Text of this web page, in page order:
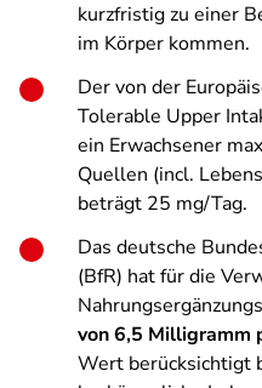
kurzfristig zu einer
im Körper kommen.
Der von der
Tolerable Upper
ein Erwachsener
Quellen (incl.
beträgt 25 mg/Tag.
Das deutsche
(BfR) hat für die
von 6,5 Milligramm
Wert berücksichtigt